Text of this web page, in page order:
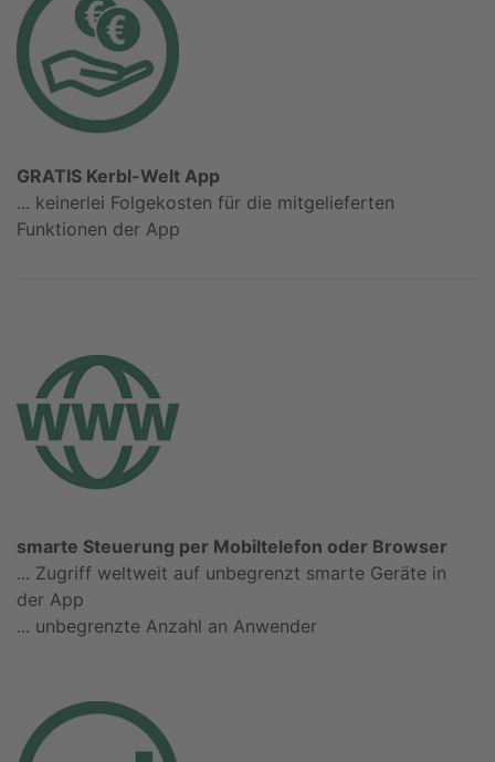
GRATIS Kerbl-Welt App
... keinerlei Folgekosten für die mitgelieferten
Funktionen der App
smarte Steuerung per Mobiltelefon oder Browser
... Zugriff weltweit auf unbegrenzt smarte Geräte in
der App
... unbegrenzte Anzahl an Anwender